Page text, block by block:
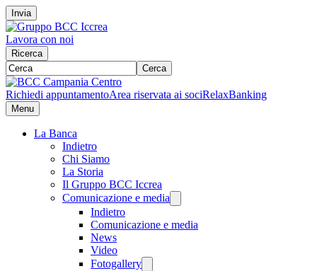
Invia
Lavora con noi
Ricerca
Cerca
Richiedi appuntamentoArea riservata ai sociRelaxBanking
Menu
La Banca
Indietro
Chi Siamo
La Storia
Il Gruppo BCC Iccrea
Comunicazione e media
Indietro
Comunicazione e media
News
Video
Fotogallery